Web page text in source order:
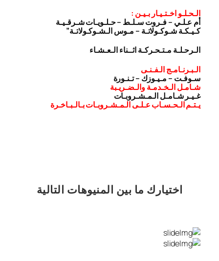
الـحـلـو اخـتـيـار بـيـن :
أم عـلـي – فـروت سـلـط – حـلـويـات شـرقـيـة
كـيـكـة شـوكـولاتـة – مـوس الـشـوكـولاتـة”
الـرحـلـة مـتـحـركـة اثــناء الـعـشـاء
الـبـرنـامـج الـفـنـى
سـوفـت – مـيـوزك – تـنـورة
شـامـل الـخـدمـة والـضـريـبة
غـيـر شـامـل الـمـشـروبـات
يـتـم الـحـسـاب عـلـى الـمـشـروبـات بـالـبـاخـرة
اختيارك ما بين المنيوهات التالية